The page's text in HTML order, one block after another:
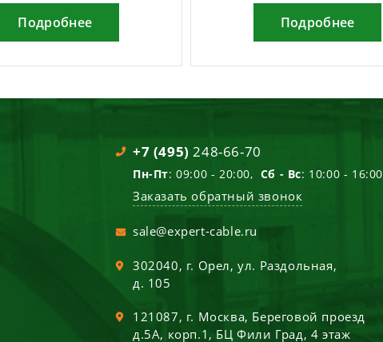
Подробнее Подробнее
+7 (495) 248-66-70
Пн-Пт: 09:00 - 20:00, Сб - Вс: 10:00 - 16:00
Заказать обратный звонок
sale@expert-cable.ru
302040, г. Орел,ул. Раздольная,
д. 105
121087, г. Москва, Береговой проезд
д.5А, корп.1, БЦ Фили Град, 4 этаж